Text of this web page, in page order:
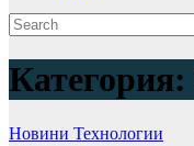
Категория:
Новини Технологии